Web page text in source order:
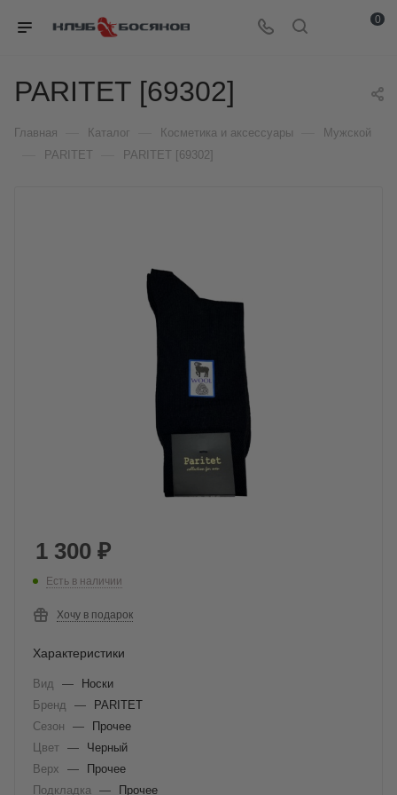
0
PARITET [69302]
Главная Каталог Косметика и аксессуары Мужской
PARITET PARITET [69302]
1 300 ₽
Есть в наличии
Хочу в подарок
Характеристики
Вид —
Носки
Бренд
—
PARITET
Сезон
—
Прочее
Цвет —
Черный
Верх
—
Прочее
Подкладка
—
Прочее